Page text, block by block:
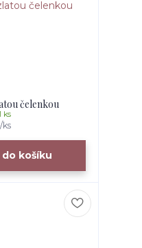
čelenkou
/ks
ks
košíku